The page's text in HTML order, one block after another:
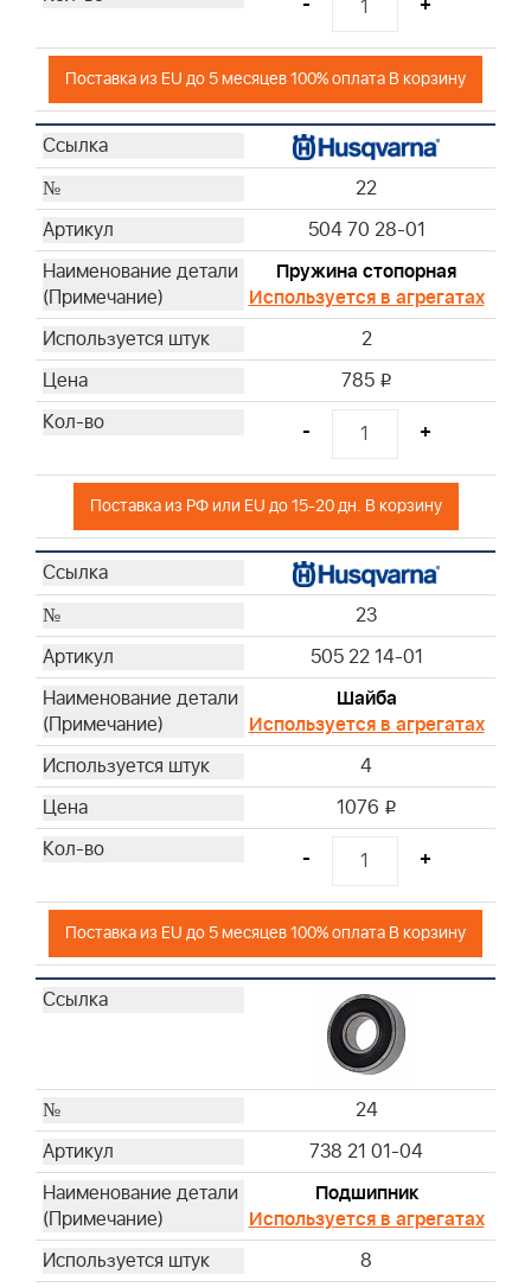
Поставка из EU до 5 месяцев 100% оплата В корзину
22
504 70 28-01
Пружина стопорная
Используется в агрегатах
2
785 i
- +
Поставка из РФ или EU до 15-20 дн. В корзину
23
505 22 14-01
Шайба
Используется в агрегатах
4
1076 i
- +
Поставка из EU до 5 месяцев 100% оплата В корзину
24
738 21 01-04
Подшипник
Используется в агрегатах
8